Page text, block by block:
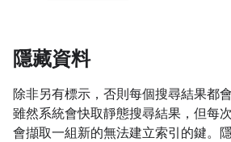
隱藏資料
除非另有標示，否則每個搜尋結果都
雖然系統會快取靜態搜尋結果，但每
會擷取一組新的無法建立索引的鍵。